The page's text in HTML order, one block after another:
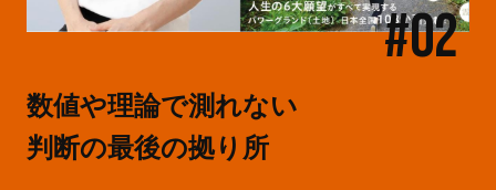
#02
数値や理論で測れない
判断の最後の拠り所